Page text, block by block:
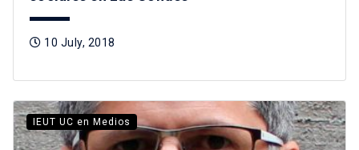
10 July, 2018
IEUT UC en Medios